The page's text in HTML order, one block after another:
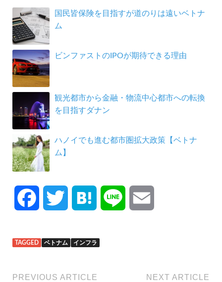
国民皆保険を目指すが道のりは遠いベトナ
ム
ビンファストのIPOが期待できる理由
観光都市から金融・物流中心都市への転換
を目指すダナン
ハノイでも進む都市圏拡大政策【ベトナ
ム】
c
e
i
t
t
i
TAGGED ベトナム インフラ
PREVIOUS ARTICLE NEXT ARTICLE